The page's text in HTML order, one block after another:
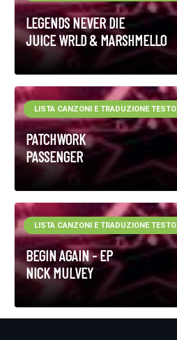
LEGENDS NEVER DIE
JUICE WRLD & MARSHMELLO
PATCHWORK
PASSENGER
LISTA CANZONI E TRADUZIONE TESTO
BEGIN AGAIN - EP
NICK MULVEY
LISTA CANZONI E TRADUZIONE TESTO